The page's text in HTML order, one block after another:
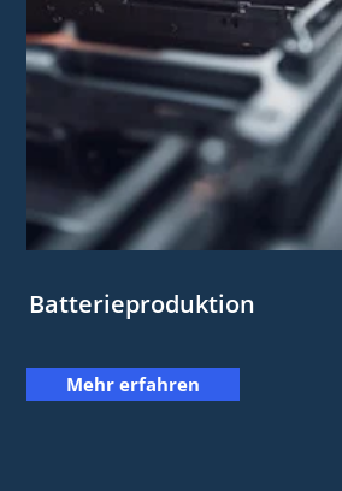
Batterieproduktion
Mehr erfahren